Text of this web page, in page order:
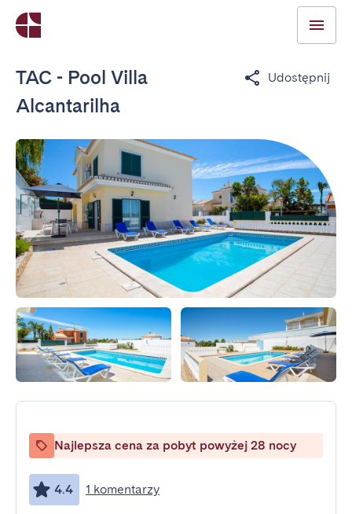
TAC - Pool Villa
Alcantarilha
Udostępnij
Najlepsza cena za pobyt powyżej 28 nocy
4.4 1 komentarzy